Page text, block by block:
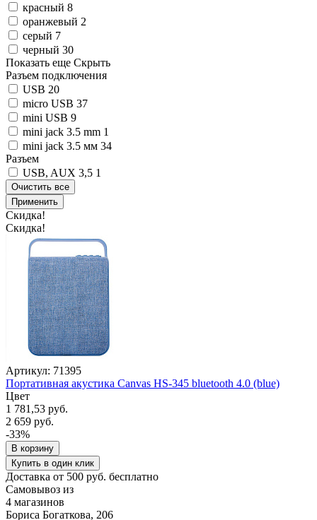
красный 8
оранжевый 2
серый 7
черный 30
Показать еще Скрыть
Разъем подключения
USB 20
micro USB 37
mini USB 9
mini jack 3.5 mm 1
mini jack 3.5 мм 34
Разъем
USB, AUX 3,5 1
Очистить все
Применить
Скидка!
Скидка!
Артикул: 71395
Портативная акустика Canvas HS-345 bluetooth 4.0 (blue)
Цвет
1 781,53 руб.
2 659 руб.
-33%
В корзину
Купить в один клик
Доставка от 500 руб. бесплатно
Самовывоз из
4 магазинов
Бориса Богаткова, 206